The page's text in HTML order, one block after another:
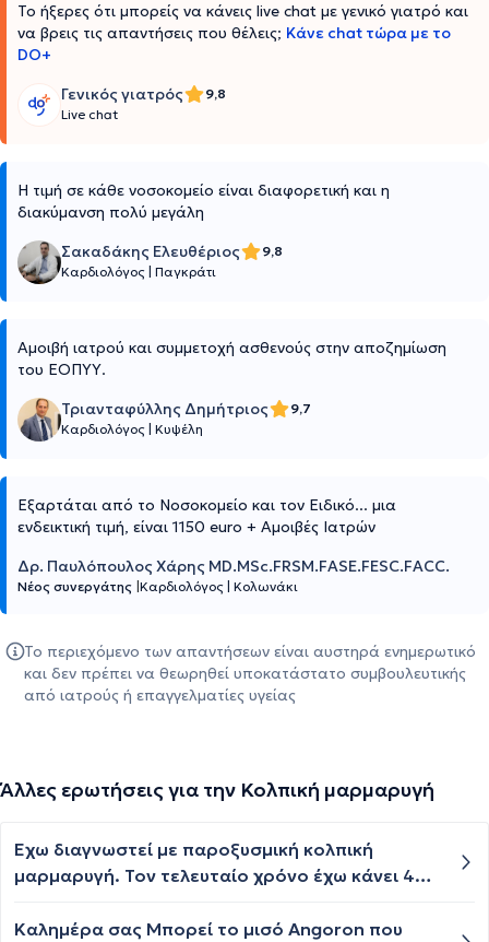
Το ήξερες ότι μπορείς να κάνεις live chat με γενικό γιατρό και
να βρεις τις απαντήσεις που θέλεις; Κάνε chat τώρα με το
DO+
Γενικός γιατρός
9,8
Live chat
Η τιμή σε κάθε νοσοκομείο είναι διαφορετική και η
διακύμανση πολύ μεγάλη
Σακαδάκης Ελευθέριος
9,8
Καρδιολόγος Παγκράτι
Αμοιβή ιατρού και συμμετοχή ασθενούς στην αποζημίωση
του ΕΟΠΥΥ.
Τριανταφύλλης Δημήτριος
9,7
Καρδιολόγος Κυψέλη
Εξαρτάται από το Νοσοκομείο και τον Ειδικό... μια
ενδεικτική τιμή, είναι 1150 euro + Αμοιβές Ιατρών
Δρ. Παυλόπουλος Χάρης MD.MSc.FRSM.FASE.FESC.FACC.
Νέος συνεργάτης Καρδιολόγος Κολωνάκι
Το περιεχόμενο των απαντήσεων είναι αυστηρά ενημερωτικό
και δεν πρέπει να θεωρηθεί υποκατάστατο συμβουλευτικής
από ιατρούς ή επαγγελματίες υγείας
Άλλες ερωτήσεις για την Κολπική μαρμαρυγή
Έχω διαγνωστεί με παροξυσμική κολπική
μαρμαρυγή. Τον τελευταίο χρόνο έχω κάνει 4
τελευταίους μήνες. Έχω βαριά δουλειά με
Καλημέρα σας Μπορεί το μισό Angoron που